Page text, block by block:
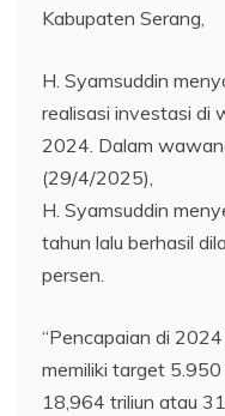
Kabupaten Serang,
H. Syamsuddin
realisasi investasi di
2024. Dalam
(29/4/2025),
H. Syamsuddin
tahun lalu berhasil
persen.
“Pencapaian di
memiliki target
18,964 triliun atau